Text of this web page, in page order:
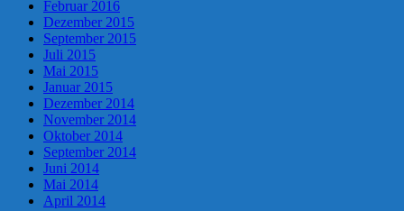
Februar 2016
Dezember 2015
September 2015
Juli 2015
Mai 2015
Januar 2015
Dezember 2014
November 2014
Oktober 2014
September 2014
Juni 2014
Mai 2014
April 2014